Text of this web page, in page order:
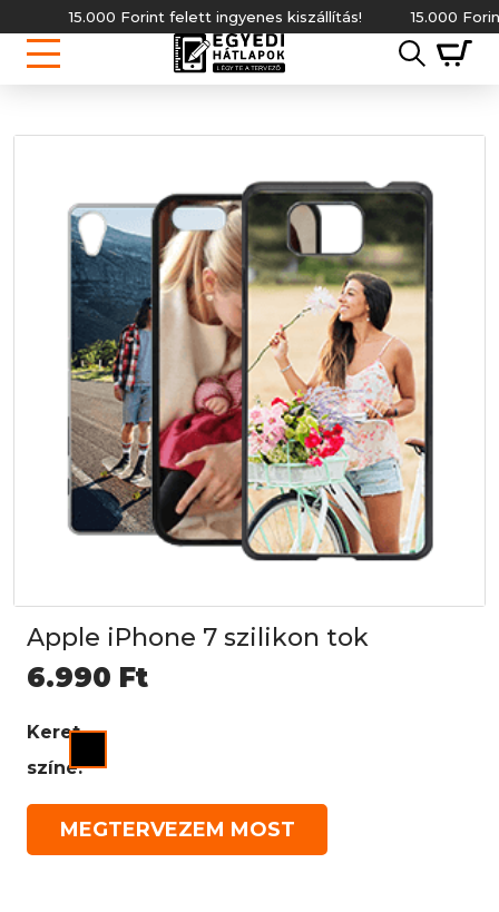
15.000 Forint felett ingyenes kiszállítás! 15.000 Forint
Apple iPhone 7 szilikon tok
6.990 Ft
Keret
színe:
MEGTERVEZEM MOST